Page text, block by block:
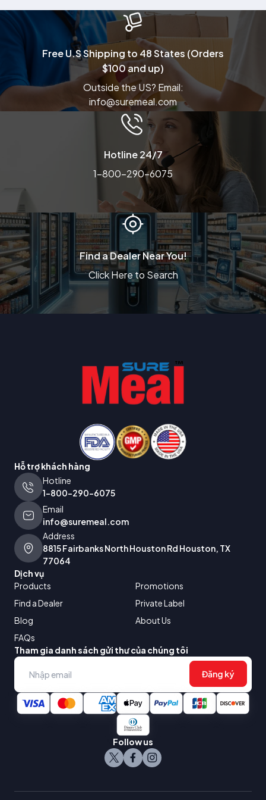
Free U.S Shipping to 48 States (Orders
$100 and up)
Outside the US? Email:
info@suremeal.com
Hotline 24/7
1-800-290-6075
Find a Dealer Near You!
Click Here to Search
Hỗ trợ khách hàng
Hotline
1-800-290-6075
Email
info@suremeal.com
Address
8815 Fairbanks North Houston Rd Houston, TX
77064
Dịch vụ
Products
Promotions
Find a Dealer
Private Label
Blog
About Us
FAQs
Tham gia danh sách gửi thư của chúng tôi
Đăng ký
Follow us